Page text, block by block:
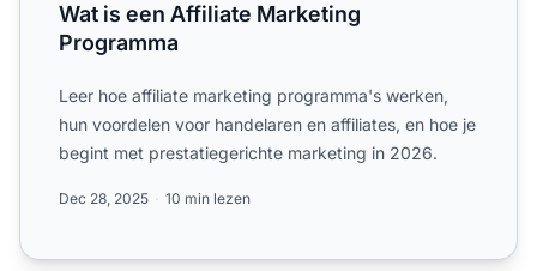
Wat is een Affiliate Marketing
Programma
Leer hoe affiliate marketing programma's werken,
hun voordelen voor handelaren en affiliates, en hoe je
begint met prestatiegerichte marketing in 2026.
Dec 28, 2025 10 min lezen